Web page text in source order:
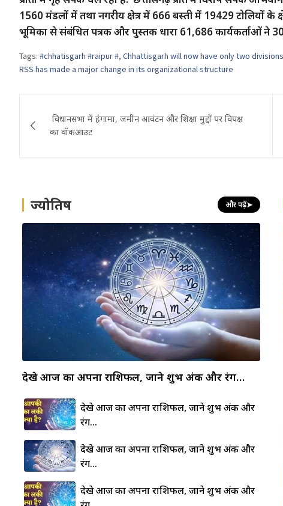
1560 मंडलों में तथा नगरीय क्षेत्र में 666 बस्ती में 19429 टोलियों के
भूमिका से संबंधित पत्रक और पुस्तक धारा 61,686 कार्यकर्ताओं ने
Tags: #chhatisgarh #raipur #, Chhattisgarh will now have only two
RSS has made a major change in its organizational structure
navigation
विधानसभा में हंगामा, जमीन आवंटन और शिक्षा मुद्दों पर विपक्ष
का वॉकआउट
ज्योतिष और पढ़ें➤
देखे आज का अपना राशिफल, जाने शुभ अंक और रंग…
देखे आज का अपना राशिफल, जाने शुभ अंक और
रंग…
देखे आज का अपना राशिफल, जाने शुभ अंक और
रंग…
देखे आज का अपना राशिफल, जाने शुभ अंक और